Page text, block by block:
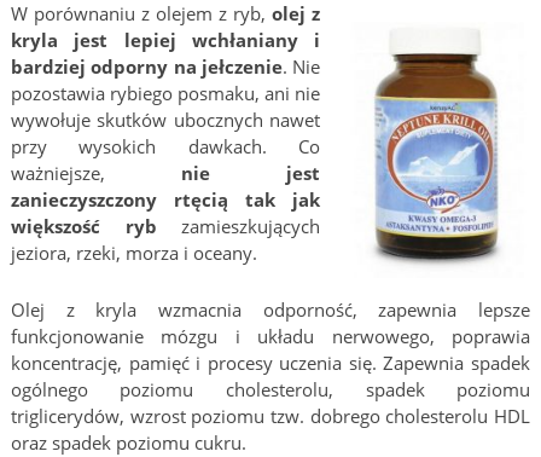
W porównaniu z olejem z ryb,olej z
kryla jest lepiej wchłaniany i
bardziej odporny na jełczenie. Nie
pozostawia rybiego posmaku, ani nie
wywołuje skutków ubocznych nawet
przy wysokich dawkach. Co
ważniejsze, nie jest
zanieczyszczony rtęcią tak jak
większość ryb zamieszkujących
jeziora, rzeki, morza i oceany.
Olej z kryla wzmacnia odporność, zapewnia lepsze
funkcjonowanie mózgu i układu nerwowego, poprawia
koncentrację, pamięć i procesy uczenia się. Zapewnia spadek
ogólnego poziomu cholesterolu, spadek poziomu
triglicerydów, wzrost poziomu tzw. dobrego cholesterolu HDL
oraz spadek poziomu cukru.